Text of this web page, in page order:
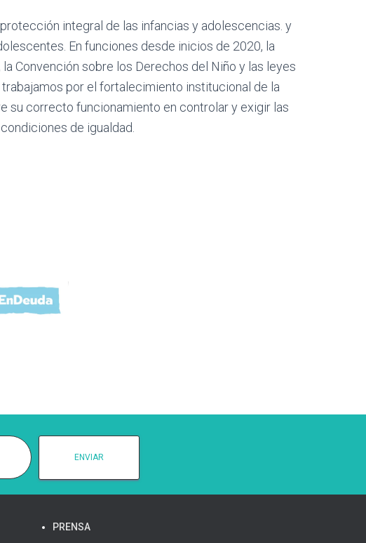
integral de las infancias y adolescencias. y
En funciones desde inicios de 2020, la
Convención sobre los Derechos del Niño y las leyes
por el fortalecimiento institucional de la
su correcto funcionamiento en controlar y exigir las
de igualdad.
PRENSA